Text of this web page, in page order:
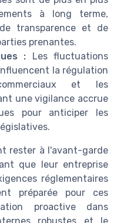
à long terme,
transparence et de
prenantes.
: Les fluctuations
la régulation
et les
une vigilance accrue
pour anticiper les
rester à l'avant-garde
que leur entreprise
réglementaires
préparée pour ces
proactive dans